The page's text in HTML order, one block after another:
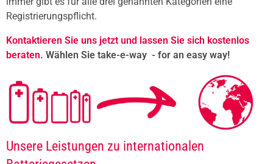
Registrierungspflicht.
Kontaktieren Sie uns jetzt und lassen Sie sich kostenlos
beraten. Wählen Sie take-e-way - for an easy way!
Unsere Leistungen zu internationalen